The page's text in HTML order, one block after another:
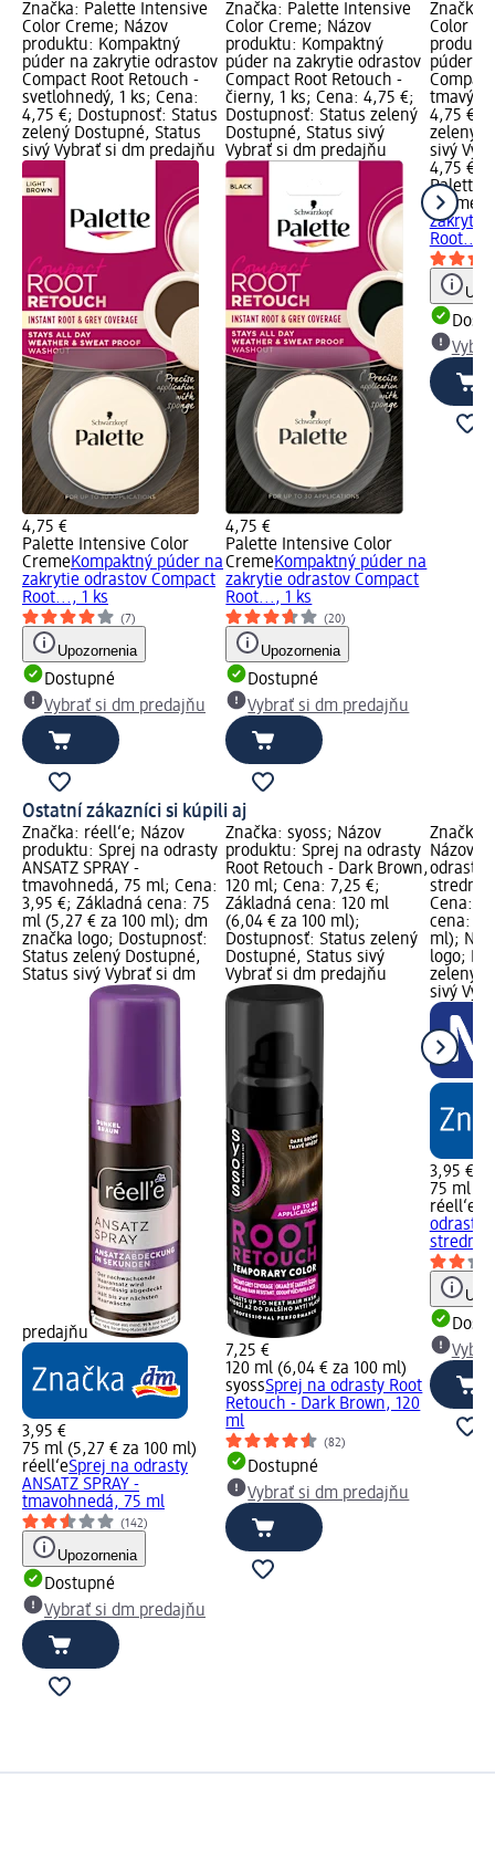
Značka: Palette Intensive
Color Creme; Názov
produktu: Kompaktný
púder na zakrytie odrastov
Compact Root Retouch -
svetlohnedý, 1 ks; Cena:
4,75 €; Dostupnosť: Status
zelený Dostupné, Status
sivý Vybrať si dm predajňu
4,75 €
Palette Intensive Color
CremeKompaktný púder na
zakrytie odrastov Compact
Root..., 1 ks
(7)
Upozornenia
Dostupné
Vybrať si dm predajňu
Značka: Palette Intensive
Color Creme; Názov
produktu: Kompaktný
púder na zakrytie odrastov
Compact Root Retouch -
čierny, 1 ks; Cena: 4,75 €;
Dostupnosť: Status zelený
Dostupné, Status sivý
Vybrať si dm predajňu
4,75 €
Palette Intensive Color
CremeKompaktný púder na
zakrytie odrastov Compact
Root..., 1 ks
(20)
Upozornenia
Dostupné
Vybrať si dm predajňu
Značka:
Color
púder
tmavý
4,75 €;
zelený
sivý
4,75 €
Palette
Creme
zakrytie
Root...,
Ostatní zákazníci si kúpili aj
Značka: réell‘e; Názov
produktu: Sprej na odrasty
ANSATZ SPRAY -
tmavohnedá, 75 ml; Cena:
3,95 €; Základná cena: 75
ml (5,27 € za 100 ml); dm
značka logo; Dostupnosť:
Status zelený Dostupné,
Status sivý Vybrať si dm
predajňu
3,95 €
75 ml (5,27 € za 100 ml)
réell‘eSprej na odrasty
ANSATZ SPRAY -
tmavohnedá, 75 ml
(142)
Upozornenia
Dostupné
Vybrať si dm predajňu
Značka: syoss; Názov
produktu: Sprej na odrasty
Root Retouch - Dark Brown,
120 ml; Cena: 7,25 €;
Základná cena: 120 ml
(6,04 € za 100 ml);
Dostupnosť: Status zelený
Dostupné, Status sivý
Vybrať si dm predajňu
7,25 €
120 ml (6,04 € za 100 ml)
syossSprej na odrasty Root
Retouch - Dark Brown, 120
ml
(82)
Dostupné
Vybrať si dm predajňu
Značka:
Názov
odrasty
stredne
Cena:
cena:
ml);
logo;
zelený
sivý
3,95 €
75 ml
réell‘e
odrasty
stredne